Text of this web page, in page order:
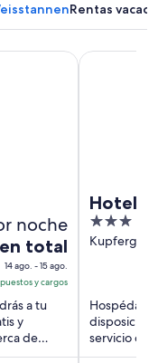
Rentas
noche
total
14 ago. - 15 ago.
y cargos
a tu
y
de
Hotel
3
out
Hospédate
disposición
servicio de
destacan la
Hotel